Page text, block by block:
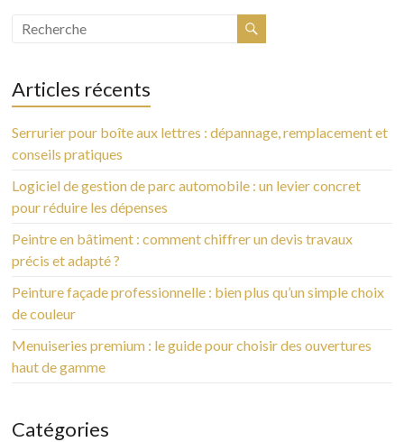
Articles récents
Serrurier pour boîte aux lettres : dépannage, remplacement et
conseils pratiques
Logiciel de gestion de parc automobile : un levier concret
pour réduire les dépenses
Peintre en bâtiment : comment chiffrer un devis travaux
précis et adapté ?
Peinture façade professionnelle : bien plus qu’un simple choix
de couleur
Menuiseries premium : le guide pour choisir des ouvertures
haut de gamme
Catégories